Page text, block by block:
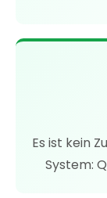
Es ist kein
System: